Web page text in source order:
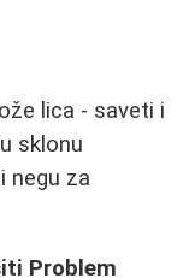
lica - saveti i
sklonu
negu za
Problem